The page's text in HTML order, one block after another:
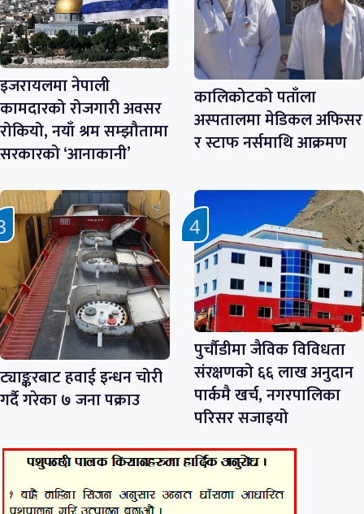
इजरायलमा नेपाली
कामदारको रोजगारी अवसर
रोकियो, नयाँ श्रम सम्झौतामा
सरकारको ‘आनाकानी’
कालिकोटको पताँला
अस्पतालमा मेडिकल अफिसर
र स्टाफ नर्समाथि आक्रमण
ट्याङ्करबाट हवाई इन्धन चोरी
गर्दै गरेका ७ जना पक्राउ
पुर्चौडीमा जैविक विविधता
संरक्षणको ६६ लाख अनुदान
पार्कमै खर्च, नगरपालिका
परिसर सजाइयो